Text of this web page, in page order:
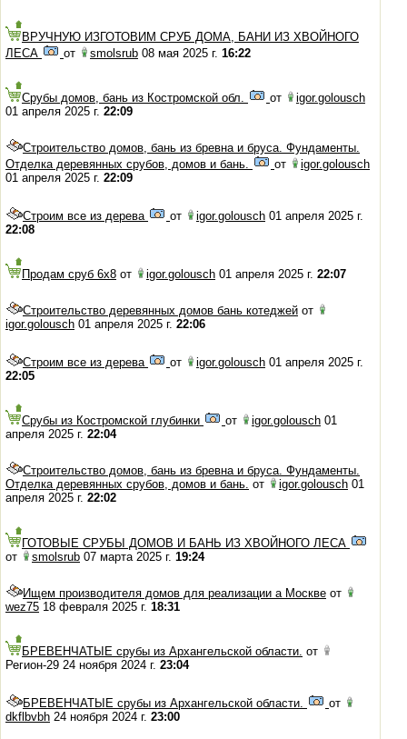
ВРУЧНУЮ ИЗГОТОВИМ СРУБ ДОМА, БАНИ ИЗ ХВОЙНОГО
ЛЕСА
от smolsrub 08 мая 2025 г. 16:22
Срубы домов, бань из Костромской обл. от
igor.golousch
01 апреля 2025 г. 22:09
Строительство домов, бань из бревна и бруса. Фундаменты.
Отделка деревянных срубов, домов и бань.
от
igor.golousch
01 апреля 2025 г. 22:09
Строим все из дерева от igor.golousch 01 апреля 2025 г.
22:08
Продам сруб 6х8 от igor.golousch 01 апреля 2025 г. 22:07
Строительство деревянных домов бань котеджей от
igor.golousch 01 апреля 2025 г. 22:06
Строим все из дерева от igor.golousch 01 апреля 2025 г.
22:05
Срубы из Костромской глубинки от igor.golousch 01
апреля 2025 г. 22:04
Строительство домов, бань из бревна и бруса. Фундаменты.
Отделка деревянных срубов, домов и бань. от igor.golousch 01
апреля 2025 г. 22:02
ГОТОВЫЕ СРУБЫ ДОМОВ И БАНЬ ИЗ ХВОЙНОГО ЛЕСА
от
smolsrub 07 марта 2025 г. 19:24
Ищем производителя домов для реализации а Москве от
wez75 18 февраля 2025 г. 18:31
БРЕВЕНЧАТЫЕ срубы из Архангельской области. от
Регион-29 24 ноября 2024 г. 23:04
БРЕВЕНЧАТЫЕ срубы из Архангельской области.
от
dkflbvbh 24 ноября 2024 г. 23:00